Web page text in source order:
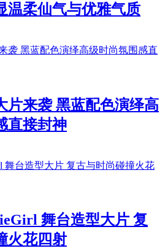
温柔仙气与优雅气质
片来袭 黑蓝配色演绎高
直接封神
舞台造型大片 复
火花四射